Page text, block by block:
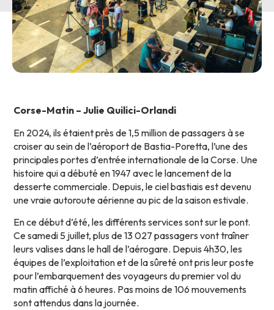
Corse-Matin – Julie Quilici-Orlandi
En 2024, ils étaient près de 1,5 million de passagers à se
croiser au sein de l’aéroport de Bastia-Poretta, l’une des
principales portes d’entrée internationale de la Corse. Une
histoire qui a débuté en 1947 avec le lancement de la
desserte commerciale. Depuis, le ciel bastiais est devenu
une vraie autoroute aérienne au pic de la saison estivale.
En ce début d’été, les différents services sont sur le pont.
Ce samedi 5 juillet, plus de 13 027 passagers vont traîner
leurs valises dans le hall de l’aérogare. Depuis 4h30, les
équipes de l’exploitation et de la sûreté ont pris leur poste
pour l’embarquement des voyageurs du premier vol du
matin affiché à 6 heures. Pas moins de 106 mouvements
sont attendus dans la journée.